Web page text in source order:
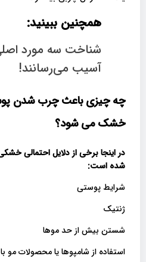
همچنین ببینید:
شناخت سه مورد
آسیب می‌رسانند!
چه چیزی باعث چرب شدن
خشک می شود؟
در اینجا برخی از دلایل احتمالی
شده است:
شرایط پوستی
ژنتیک
شستن بیش از حد موها
استفاده از شامپوها یا محصولات مو